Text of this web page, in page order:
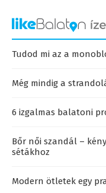
Tudod mi az a
Még mindig a
6 izgalmas balatoni
Bőr női szandál –
sétákhoz
Modern ötletek egy